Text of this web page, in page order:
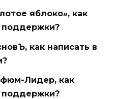
яблоко», как
поддержки?
как написать в
Лидер, как
поддержки?